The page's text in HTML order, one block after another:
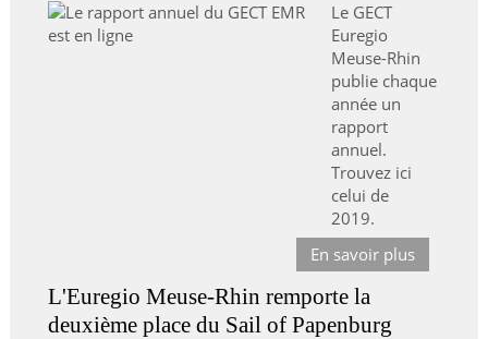
Le GECT
Euregio
Meuse-Rhin
publie chaque
année un
rapport
annuel.
Trouvez ici
celui de
2019.
En savoir plus
L'Euregio Meuse-Rhin remporte la
deuxième place du Sail of Papenburg